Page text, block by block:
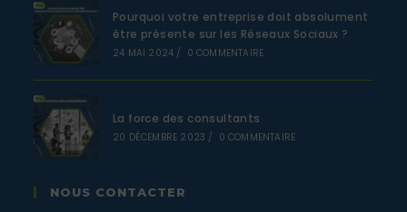
Pourquoi votre entreprise doit absolument
être présente sur les Réseaux Sociaux ?
24 MAI 2024 / 0 COMMENTAIRE
La force des consultants
20 DÉCEMBRE 2023 / 0 COMMENTAIRE
NOUS CONTACTER